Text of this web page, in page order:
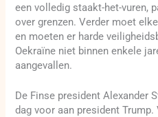
een volledig staakt-het-vuren,
over grenzen. Verder moet
en moeten er harde
Oekraïne niet binnen enkele
aangevallen.
De Finse president Alexander
dag voor aan president